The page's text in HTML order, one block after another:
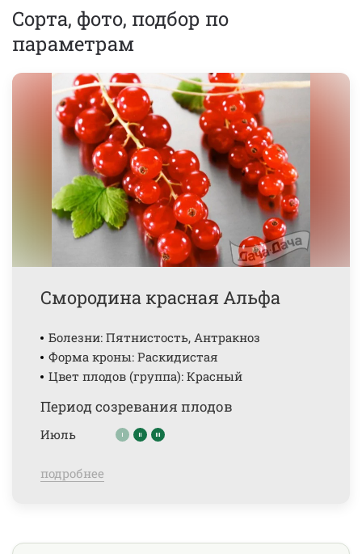
Сорта, фото, подбор по
параметрам
Смородина красная Альфа
Болезни: Пятнистость, Антракноз
Форма кроны: Раскидистая
Цвет плодов (группа): Красный
Период созревания плодов
Июль
подробнее